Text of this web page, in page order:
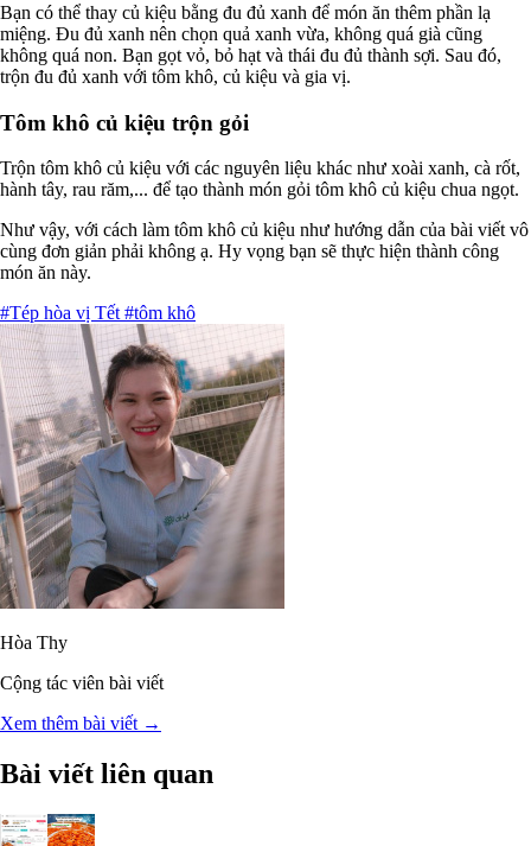
Bạn có thể thay củ kiệu bằng đu đủ xanh để món ăn thêm phần lạ
miệng. Đu đủ xanh nên chọn quả xanh vừa, không quá già cũng
không quá non. Bạn gọt vỏ, bỏ hạt và thái đu đủ thành sợi. Sau đó,
trộn đu đủ xanh với tôm khô, củ kiệu và gia vị.
Tôm khô củ kiệu trộn gỏi
Trộn tôm khô củ kiệu với các nguyên liệu khác như xoài xanh, cà rốt,
hành tây, rau răm,... để tạo thành món gỏi tôm khô củ kiệu chua ngọt.
Như vậy, với cách làm tôm khô củ kiệu như hướng dẫn của bài viết vô
cùng đơn giản phải không ạ. Hy vọng bạn sẽ thực hiện thành công
món ăn này.
#Tép hòa vị Tết #tôm khô
Hòa Thy
Cộng tác viên bài viết
Xem thêm bài viết →
Bài viết liên quan